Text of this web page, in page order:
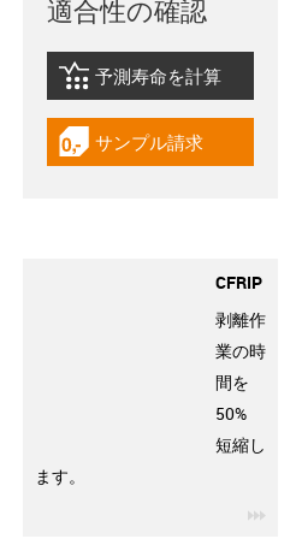
適合性の確認
igus-icon-lebensdauerrechner
予測寿命を計算
igus-icon-gratismuster
サンプル請求
CFRIP
剥離作
業の時
間を
50%
短縮し
ます。